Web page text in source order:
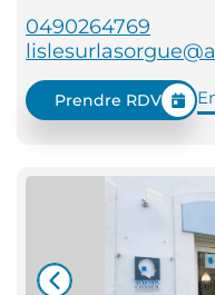
0490264769
Prendre RDV